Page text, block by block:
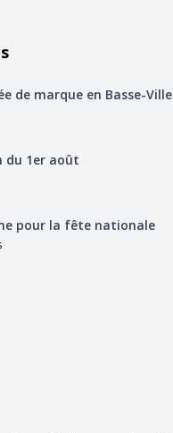
de marque en Basse-Ville
du 1er août
pour la fête nationale